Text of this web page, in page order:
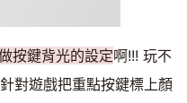
按鍵背光的設定啊!!! 玩不
對遊戲把重點按鍵標上顏